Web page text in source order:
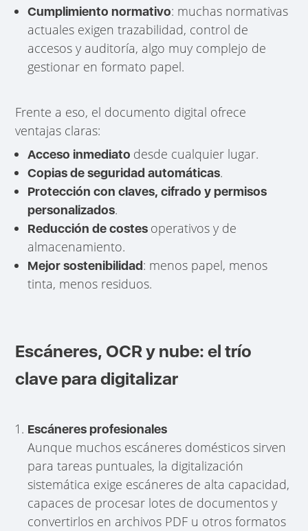
Cumplimiento normativo: muchas normativas
actuales exigen trazabilidad, control de
accesos y auditoría, algo muy complejo de
gestionar en formato papel.
Frente a eso, el documento digital ofrece
ventajas claras:
Acceso inmediato desde cualquier lugar.
Copias de seguridad automáticas.
Protección con claves, cifrado y permisos
personalizados.
Reducción de costes operativos y de
almacenamiento.
Mejor sostenibilidad: menos papel, menos
tinta, menos residuos.
Escáneres, OCR y nube: el trío
clave para digitalizar
Escáneres profesionales
Aunque muchos escáneres domésticos sirven
para tareas puntuales, la digitalización
sistemática exige escáneres de alta capacidad,
capaces de procesar lotes de documentos y
convertirlos en archivos PDF u otros formatos